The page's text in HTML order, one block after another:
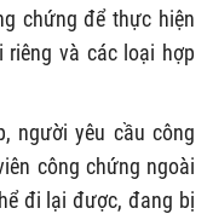
chứng để thực hiện
riêng và các loại hợp
người yêu cầu công
công chứng ngoài
đi lại được, đang bị